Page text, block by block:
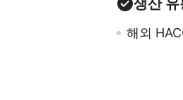
생산 유
해외